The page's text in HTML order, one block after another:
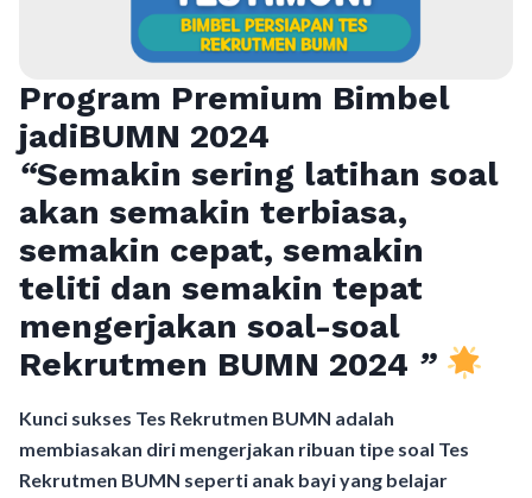
Program Premium Bimbel
jadiBUMN 2024
“Semakin sering latihan soal
akan semakin terbiasa,
semakin cepat, semakin
teliti dan semakin tepat
mengerjakan soal-soal
Rekrutmen BUMN 2024 ”
Kunci sukses Tes Rekrutmen BUMN adalah
membiasakan diri mengerjakan ribuan tipe soal Tes
Rekrutmen BUMN seperti anak bayi yang belajar